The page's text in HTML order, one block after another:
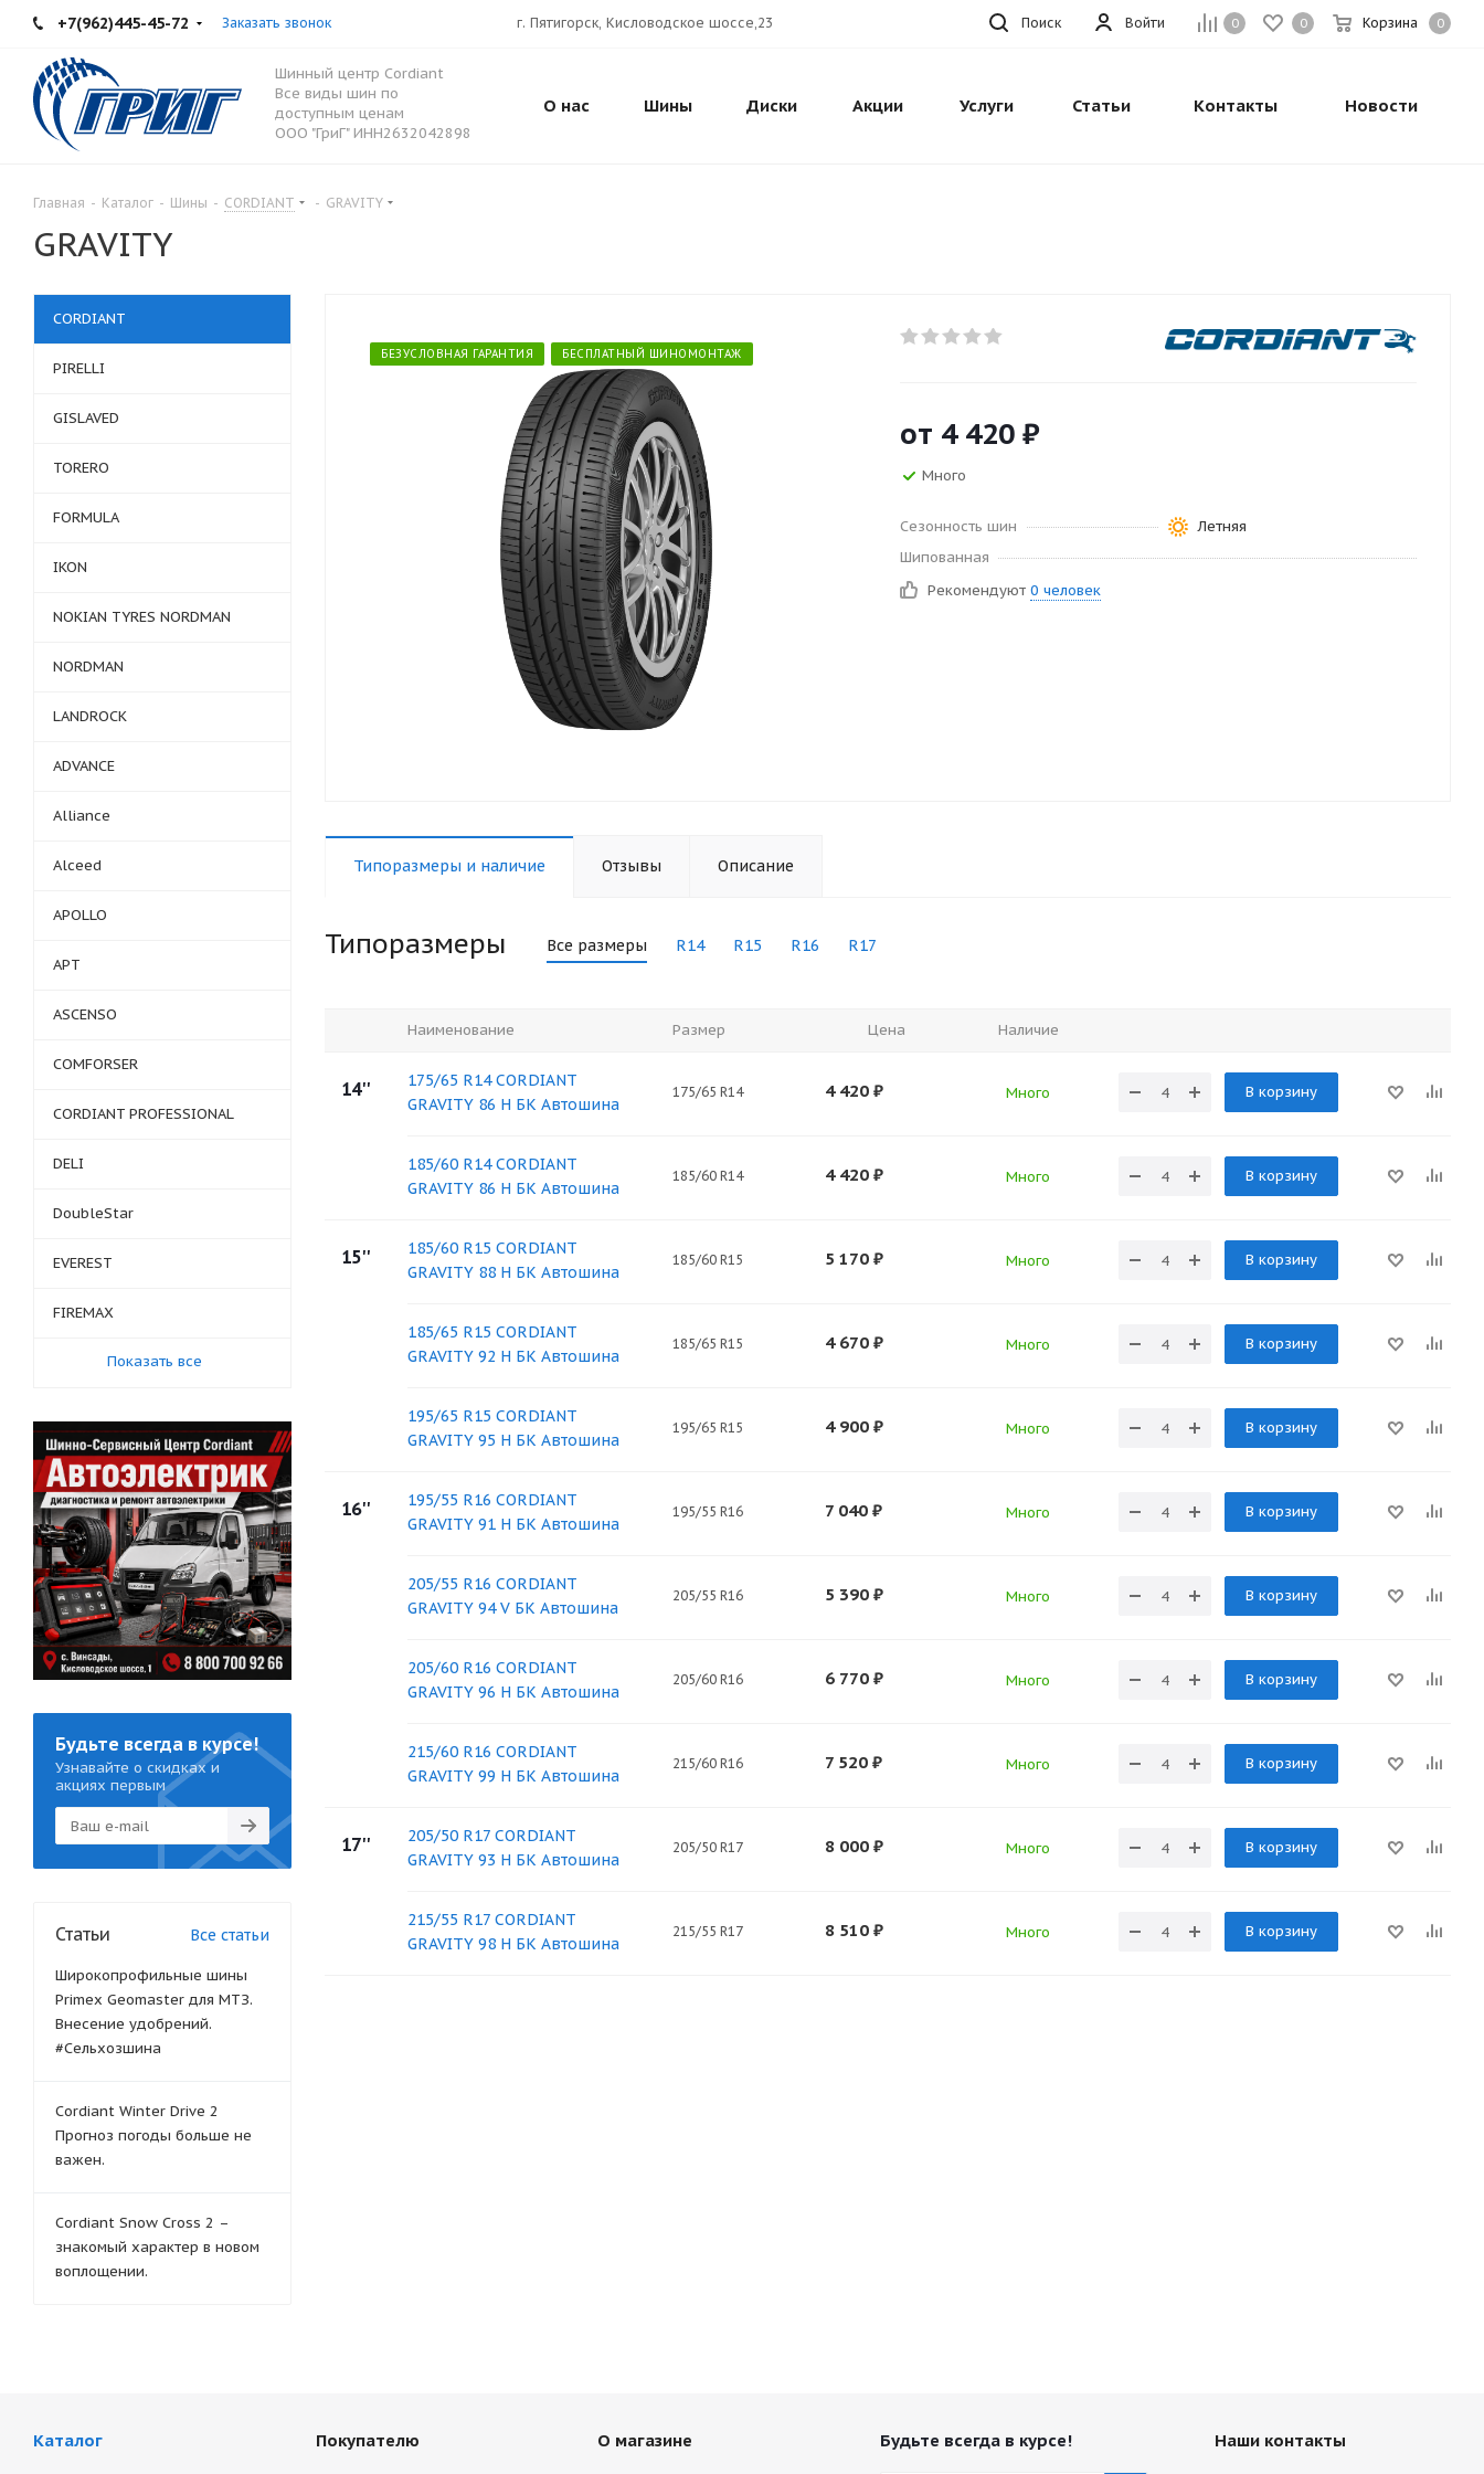
+7(962)445-45-72 Заказать звонок 0 0 Корзина 0
Войти
г. Пятигорск, Кисловодское шоссе,23 Поиск
Шинный центр Cordiant
Все виды шин по
доступным ценам
ООО "ГриГ" ИНН2632042898
О нас Шины Диски Акции Услуги Статьи Контакты Новости
Главная - Каталог - Шины - CORDIANT - GRAVITY
GRAVITY
БЕЗУСЛОВНАЯ ГАРАНТИЯ БЕСПЛАТНЫЙ ШИНОМОНТАЖ
от 4 420 ₽
Много
Сезонность шин
Летняя
Шипованная
Рекомендуют 0 человек
Типоразмеры и наличие Отзывы Описание
Типоразмеры Все размеры R14 R15 R16 R17
Наименование Размер Цена Наличие
14''
175/65 R14 CORDIANT
GRAVITY 86 H БК Автошина
175/65 R14 4 420 ₽ Много В корзину
185/60 R14 CORDIANT
GRAVITY 86 H БК Автошина
185/60 R14 4 420 ₽ Много В корзину
15''
185/60 R15 CORDIANT
GRAVITY 88 H БК Автошина
185/60 R15 5 170 ₽ Много В корзину
185/65 R15 CORDIANT
GRAVITY 92 H БК Автошина
185/65 R15 4 670 ₽ Много В корзину
195/65 R15 CORDIANT
GRAVITY 95 H БК Автошина
195/65 R15 4 900 ₽ Много В корзину
16''
195/55 R16 CORDIANT
GRAVITY 91 H БК Автошина
195/55 R16 7 040 ₽ Много В корзину
205/55 R16 CORDIANT
GRAVITY 94 V БК Автошина
205/55 R16 5 390 ₽ Много В корзину
205/60 R16 CORDIANT
GRAVITY 96 H БК Автошина
205/60 R16 6 770 ₽ Много В корзину
215/60 R16 CORDIANT
GRAVITY 99 H БК Автошина
215/60 R16 7 520 ₽ Много В корзину
17''
205/50 R17 CORDIANT
GRAVITY 93 H БК Автошина
205/50 R17 8 000 ₽ Много В корзину
215/55 R17 CORDIANT
GRAVITY 98 H БК Автошина
215/55 R17 8 510 ₽ Много В корзину
CORDIANT
PIRELLI
GISLAVED
TORERO
FORMULA
IKON
NOKIAN TYRES NORDMAN
NORDMAN
LANDROCK
ADVANCE
Alliance
Alceed
APOLLO
APT
ASCENSO
COMFORSER
CORDIANT PROFESSIONAL
DELI
DoubleStar
EVEREST
FIREMAX
Показать все
Будьте всегда в курсе!
Узнавайте о скидках и
акциях первым
Статьи Все статьи
Широкопрофильные шины
Primex Geomaster для МТЗ.
Внесение удобрений.
#Сельхозшина
Cordiant Winter Drive 2
Прогноз погоды больше не
важен.
Cordiant Snow Cross 2 –
знакомый характер в новом
воплощении.
Каталог Покупателю О магазине Будьте всегда в курсе! Наши контакты